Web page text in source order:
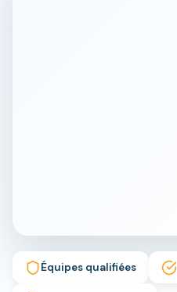
Équipes qualifiées